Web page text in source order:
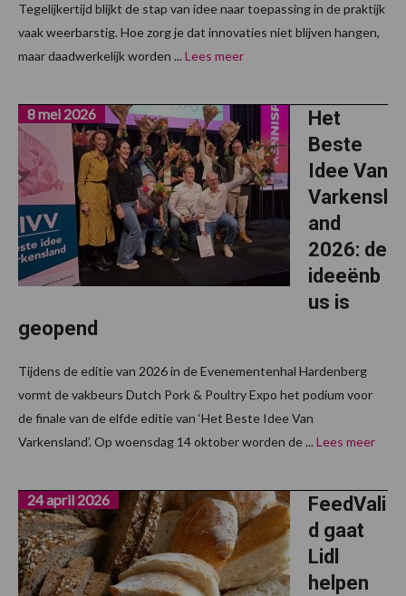
Tegelijkertijd blijkt de stap van idee naar toepassing in de praktijk
vaak weerbarstig. Hoe zorg je dat innovaties niet blijven hangen,
maar daadwerkelijk worden ... Lees meer
Het
Beste
Idee Van
Varkensl
and
2026: de
ideeënb
us is
geopend
8 mei 2026
Tijdens de editie van 2026 in de Evenementenhal Hardenberg
vormt de vakbeurs Dutch Pork & Poultry Expo het podium voor
de finale van de elfde editie van ‘Het Beste Idee Van
Varkensland’. Op woensdag 14 oktober worden de ... Lees meer
FeedVali
d gaat
Lidl
helpen
24 april 2026